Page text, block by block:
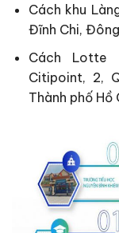
Cách khu
Đĩnh Chi,
Cách Lotte
Citipoint, 2,
Thành phố Hồ